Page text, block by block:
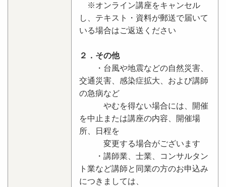
※オンライン講座をキャンセル
し、テキスト・資料が郵送で届いて
いる場合はご返送ください
２．その他
・台風や地震などの自然災害、
交通災害、感染症拡大、および講師
の急病など
やむを得ない場合には、開催
を中止または講座の内容、開催場
所、日程を
変更する場合がございます
・講師業、士業、コンサルタン
ト業など講師と同業の方のお申込み
につきましては、